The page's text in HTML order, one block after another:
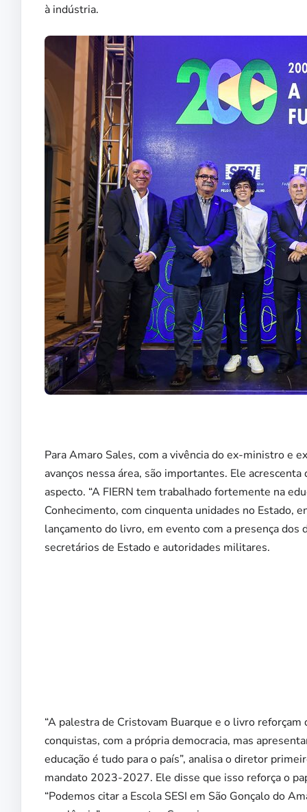
à indústria.
Para Amaro Sales, com a vivência do ex-ministro e
avanços nessa área, são importantes. Ele
aspecto. “A FIERN tem trabalhado fortemente na
Conhecimento, com cinquenta unidades no Estado,
lançamento do livro, em evento com a presença
secretários de Estado e autoridades militares.
“A palestra de Cristovam Buarque e o livro
conquistas, com a própria democracia, mas
educação é tudo para o país”, analisa o diretor
mandato 2023-2027. Ele disse que isso reforça o
“Podemos citar a Escola SESI em São Gonçalo do